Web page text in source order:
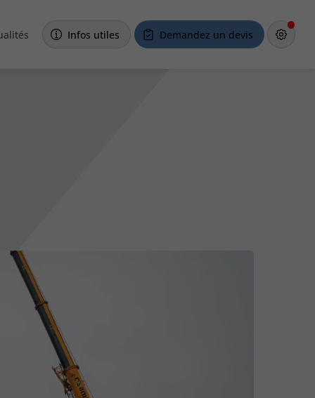
Infos utiles Demandez un devis